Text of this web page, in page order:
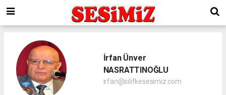
İrfan Ünver
NASRATTINOĞLU
irfan@silifkesesimiz.com